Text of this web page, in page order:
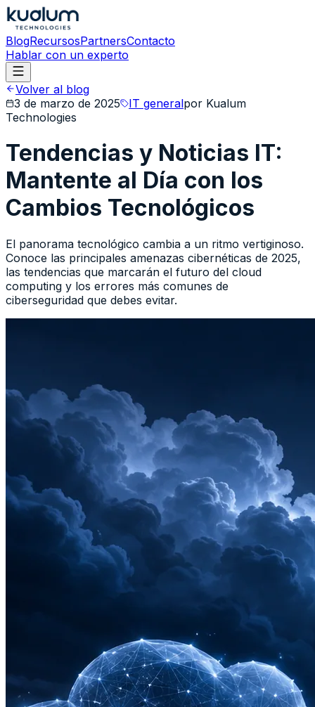
BlogRecursosPartnersContacto
Hablar con un experto
Volver al blog
3 de marzo de 2025
IT generalpor Kualum
Technologies
Tendencias y Noticias IT:
Mantente al Día con los
Cambios Tecnológicos
El panorama tecnológico cambia a un ritmo vertiginoso.
Conoce las principales amenazas cibernéticas de 2025,
las tendencias que marcarán el futuro del cloud
computing y los errores más comunes de
ciberseguridad que debes evitar.